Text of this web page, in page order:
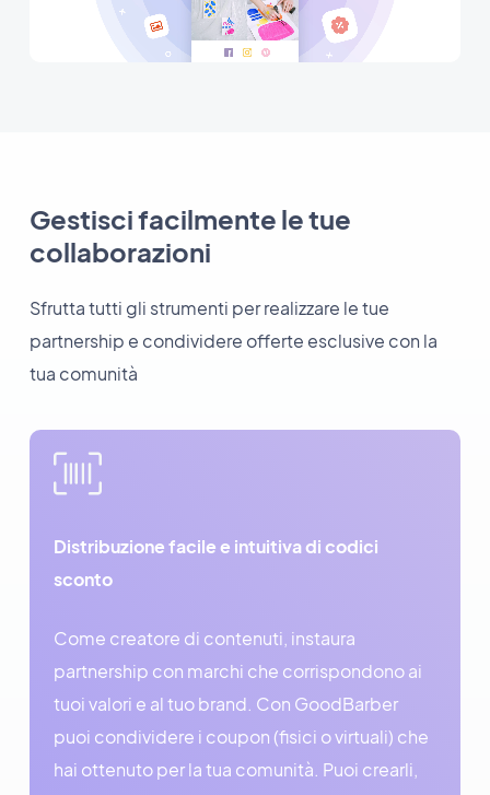
Gestisci facilmente le tue
collaborazioni
Sfrutta tutti gli strumenti per realizzare le tue
partnership e condividere offerte esclusive con la
tua comunità
Distribuzione facile e intuitiva di codici
sconto
Come creatore di contenuti, instaura
partnership con marchi che corrispondono ai
tuoi valori e al tuo brand. Con GoodBarber
puoi condividere i coupon (fisici o virtuali) che
hai ottenuto per la tua comunità. Puoi crearli,